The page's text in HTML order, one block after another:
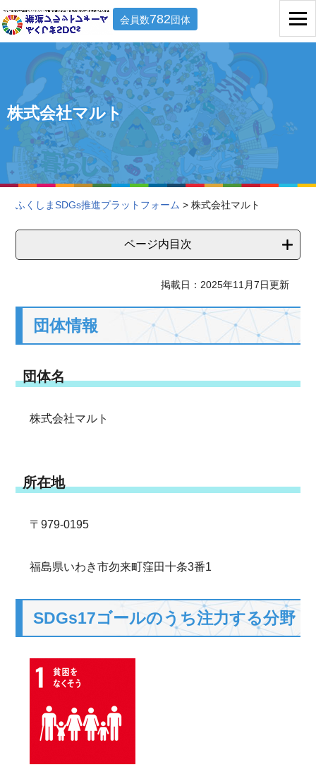
会員数782団体
株式会社マルト
ふくしまSDGs推進プラットフォーム > 株式会社マルト
ページ内目次
掲載日：2025年11月7日更新
団体情報
団体名
株式会社マルト
所在地
〒979-0195
福島県いわき市勿来町窪田十条3番1
SDGs17ゴールのうち注力する分野